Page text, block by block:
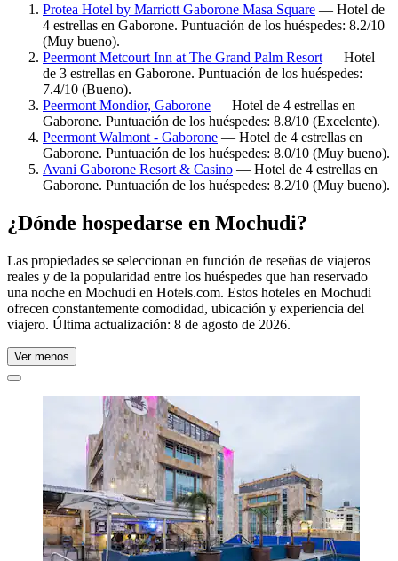
Protea Hotel by Marriott Gaborone Masa Square — Hotel de
4 estrellas en Gaborone. Puntuación de los huéspedes: 8.2/10
(Muy bueno).
Peermont Metcourt Inn at The Grand Palm Resort — Hotel
de 3 estrellas en Gaborone. Puntuación de los huéspedes:
7.4/10 (Bueno).
Peermont Mondior, Gaborone — Hotel de 4 estrellas en
Gaborone. Puntuación de los huéspedes: 8.8/10 (Excelente).
Peermont Walmont - Gaborone — Hotel de 4 estrellas en
Gaborone. Puntuación de los huéspedes: 8.0/10 (Muy bueno).
Avani Gaborone Resort & Casino — Hotel de 4 estrellas en
Gaborone. Puntuación de los huéspedes: 8.2/10 (Muy bueno).
¿Dónde hospedarse en Mochudi?
Las propiedades se seleccionan en función de reseñas de viajeros
reales y de la popularidad entre los huéspedes que han reservado
una noche en Mochudi en Hotels.com. Estos hoteles en Mochudi
ofrecen constantemente comodidad, ubicación y experiencia del
viajero. Última actualización: 8 de agosto de 2026.
Ver menos